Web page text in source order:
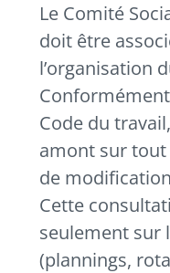
Le Comité
doit être
l’organisation
Code du
amont sur tout
de
Cette
seulement sur
(plannings,